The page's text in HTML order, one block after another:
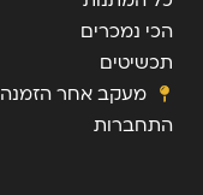
הכי נמכרים
תכשיטים
מעקב אחר הזמנה
התחברות